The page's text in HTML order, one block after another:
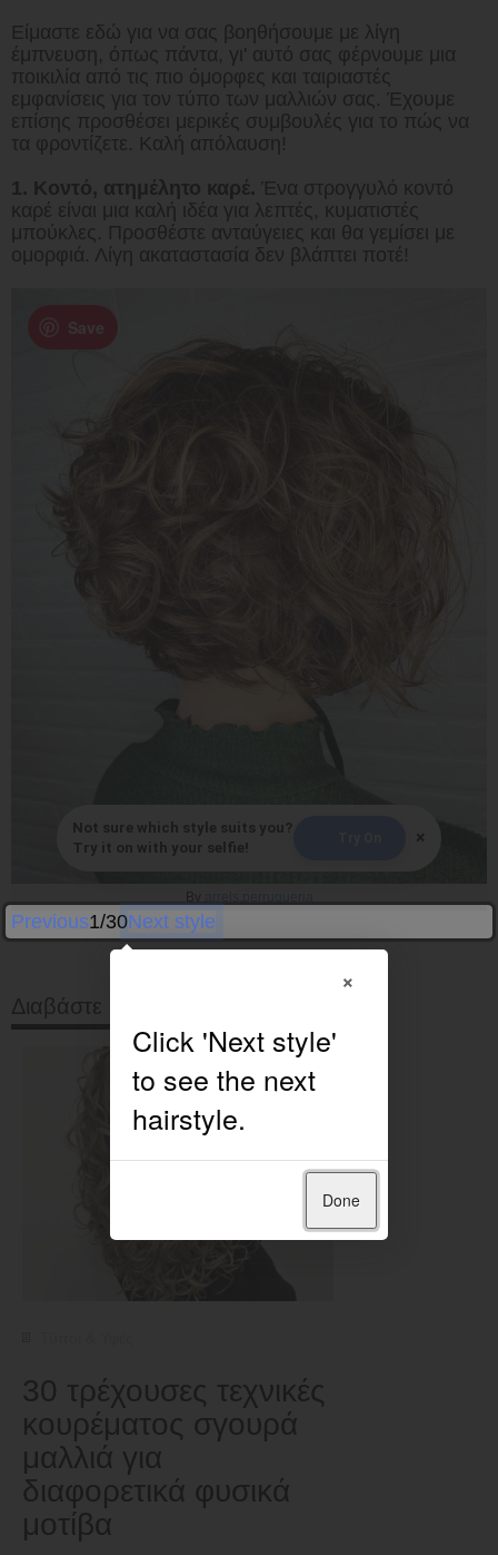
Είμαστε εδώ για να σας βοηθήσουμε με λίγη
έμπνευση, όπως πάντα, γι' αυτό σας φέρνουμε μια
ποικιλία από τις πιο όμορφες και ταιριαστές
εμφανίσεις για τον τύπο των μαλλιών σας. Έχουμε
επίσης προσθέσει μερικές συμβουλές για το πώς να
τα φροντίζετε. Καλή απόλαυση!
1. Κοντό, ατημέλητο καρέ. Ένα στρογγυλό κοντό
καρέ είναι μια καλή ιδέα για λεπτές, κυματιστές
μπούκλες. Προσθέστε ανταύγειες και θα γεμίσει με
ομορφιά. Λίγη ακαταστασία δεν βλάπτει ποτέ!
Save
Not sure which style suits you?
Try it on with your selfie!
×
Previous1/30Next style
Διαβάστε στη συνέχεια
30 τρέχουσες τεχνικές
κουρέματος σγουρά
μαλλιά για
διαφορετικά φυσικά
μοτίβα
×
Done